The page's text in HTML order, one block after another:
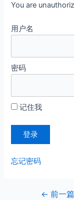
You are
用户名
密码
记住我
忘记密码
← 前一